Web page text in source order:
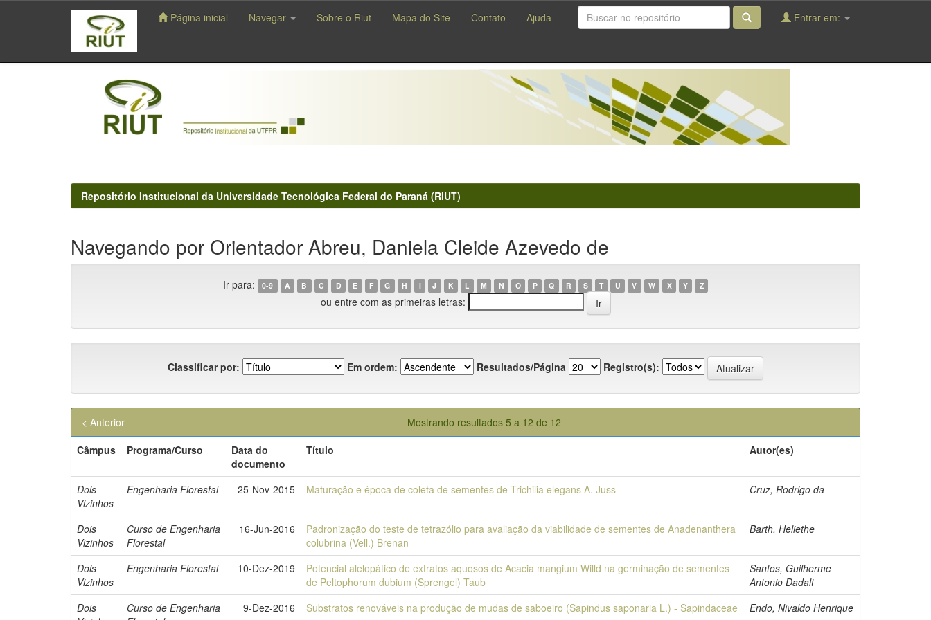
navigation
Página inicial Navegar Sobre o Riut Mapa do Site Contato Ajuda Entrar em:
Repositório Institucional da Universidade Tecnológica Federal do Paraná (RIUT)
Navegando por Orientador Abreu, Daniela Cleide Azevedo de
Ir para: 0-9 A B C D E F G H I J K L M N O P Q R S T U V W X Y Z
ou entre com as primeiras letras:
Classificar por: Em ordem: Resultados/Página Registro(s):
Mostrando resultados 5 a 12 de 12
< Anterior
Câmpus
Programa/Curso
Data do
documento
Título Autor(es)
Dois
Vizinhos
Engenharia Florestal 25-Nov-2015 Maturação e época de coleta de sementes de Trichilia elegans A. Juss Cruz, Rodrigo da
Dois
Vizinhos
Curso de Engenharia
Florestal
16-Jun-2016
Padronização do teste de tetrazólio para avaliação da viabilidade de sementes de Anadenanthera
colubrina (Vell.) Brenan
Barth, Heliethe
Dois
Vizinhos
Engenharia Florestal 10-Dez-2019
Potencial alelopático de extratos aquosos de Acacia mangium Willd na germinação de sementes
de Peltophorum dubium (Sprengel) Taub
Santos, Guilherme
Antonio Dadalt
Dois
Curso de Engenharia
9-Dez-2016 Substratos renováveis na produção de mudas de saboeiro (Sapindus saponaria L.) - Sapindaceae Endo, Nivaldo Henrique